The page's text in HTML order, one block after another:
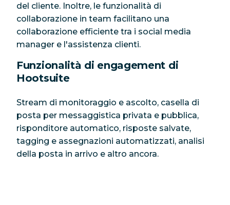
del cliente. Inoltre, le funzionalità di
collaborazione in team facilitano una
collaborazione efficiente tra i social media
manager e l'assistenza clienti.
Funzionalità di engagement di
Hootsuite
Stream di monitoraggio e ascolto, casella di
posta per messaggistica privata e pubblica,
risponditore automatico, risposte salvate,
tagging e assegnazioni automatizzati, analisi
della posta in arrivo e altro ancora.